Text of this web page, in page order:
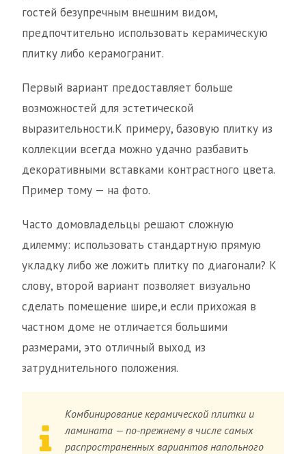
гостей безупречным внешним видом,
предпочтительно использовать керамическую
плитку либо керамогранит.
Первый вариант предоставляет больше
возможностей для эстетической
выразительности.К примеру, базовую плитку из
коллекции всегда можно удачно разбавить
декоративными вставками контрастного цвета.
Пример тому — на фото.
Часто домовладельцы решают сложную
дилемму: использовать стандартную прямую
укладку либо же ложить плитку по диагонали? К
слову, второй вариант позволяет визуально
сделать помещение шире,и если прихожая в
частном доме не отличается большими
размерами, это отличный выход из
затруднительного положения.
Комбинирование керамической плитки и
ламината — по-прежнему в числе самых
распространенных вариантов напольного